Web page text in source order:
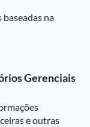
baseadas na
Gerenciais
e outras